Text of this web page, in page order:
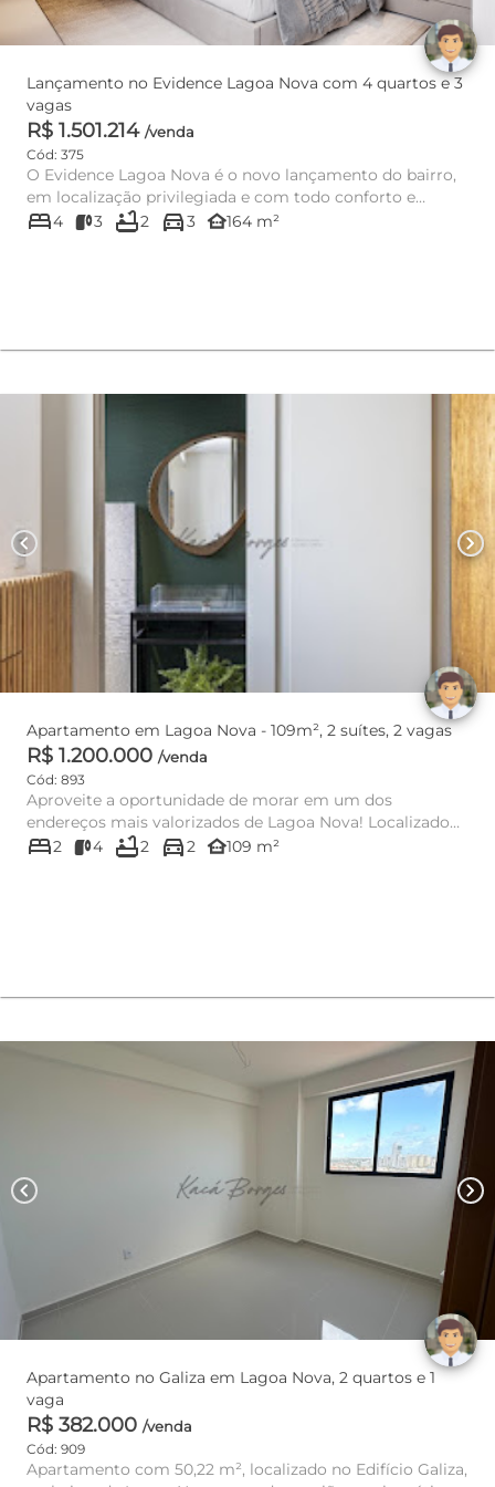
Lançamento no Evidence Lagoa Nova com 4 quartos e 3
vagas
R$ 1.501.214 /venda
Cód: 375
O Evidence Lagoa Nova é o novo lançamento do bairro,
em localização privilegiada e com todo conforto e
comodidade que s...
bed4 3 bathtub2 directions_car3 other_houses164 m²
chevron_left chevron_right
Apartamento em Lagoa Nova - 109m², 2 suítes, 2 vagas
R$ 1.200.000 /venda
Cód: 893
Aproveite a oportunidade de morar em um dos
endereços mais valorizados de Lagoa Nova! Localizado
na Rua Padre João Damas...
bed2 4 bathtub2 directions_car2 other_houses109 m²
chevron_left chevron_right
Apartamento no Galiza em Lagoa Nova, 2 quartos e 1
vaga
R$ 382.000 /venda
Cód: 909
Apartamento com 50,22 m², localizado no Edifício Galiza,